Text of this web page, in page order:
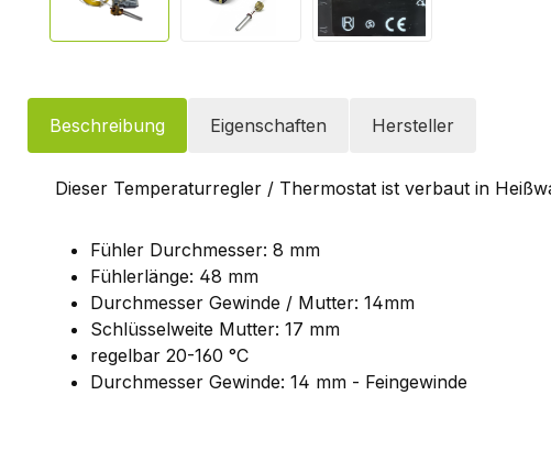
Beschreibung Eigenschaften Hersteller
Dieser Temperaturregler / Thermostat ist verbaut in
Fühler Durchmesser: 8 mm
Fühlerlänge: 48 mm
Durchmesser Gewinde / Mutter: 14mm
Schlüsselweite Mutter: 17 mm
regelbar 20-160 °C
Durchmesser Gewinde: 14 mm - Feingewinde